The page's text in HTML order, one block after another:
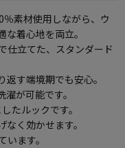
素材使用しながら、ウ
着心地を両立。
仕立てた、スタンダード
す端境期でも安心。
が可能です。
たルックです。
く効かせます。
ます。